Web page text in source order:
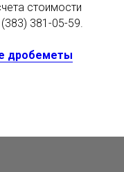
стоимости
381-05-59.
дробеметы